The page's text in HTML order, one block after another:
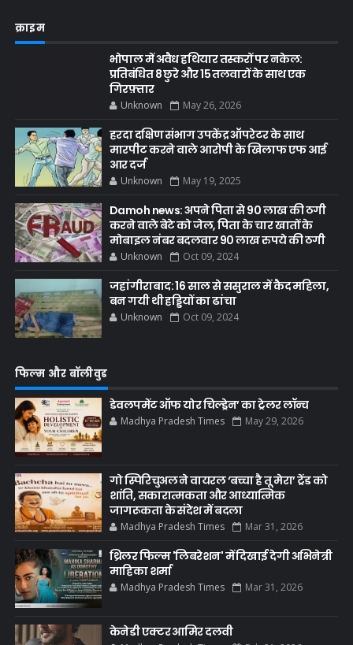
क्राइम
भोपाल में अवैध हथियार तस्करों पर नकेल:
प्रतिबंधित 8 छुरे और 15 तलवारों के साथ एक
गिरफ़्तार
Unknown May 26, 2026
हरदा दक्षिण संभाग उपकेंद्र ऑपरेटर के साथ
मारपीट करने वाले आरोपी के खिलाफ एफ आई
आर दर्ज
Unknown May 19, 2025
Damoh news: अपने पिता से 90 लाख की ठगी
करने वाले बेटे को जेल, पिता के चार खातों के
मोबाइल नंबर बदलवार 90 लाख रुपये की ठगी
Unknown Oct 09, 2024
जहांगीराबाद: 16 साल से ससुराल में कैद महिला,
बन गयी थी हड्डियों का ढांचा
Unknown Oct 09, 2024
फिल्म और बॉलीवुड
डेवलपमेंट ऑफ योर चिल्ड्रेन’ का ट्रेलर लॉन्च
Madhya Pradesh Times May 29, 2026
गो स्पिरिचुअल ने वायरल ‘बच्चा है तू मेरा’ ट्रेंड को
शांति, सकारात्मकता और आध्यात्मिक
जागरूकता के संदेश में बदला
Madhya Pradesh Times Mar 31, 2026
थ्रिलर फिल्म 'लिबरेशन' में दिखाई देगी अभिनेत्री
माहिका शर्मा
Madhya Pradesh Times Mar 31, 2026
केनेडी एक्टर आमिर दलवी